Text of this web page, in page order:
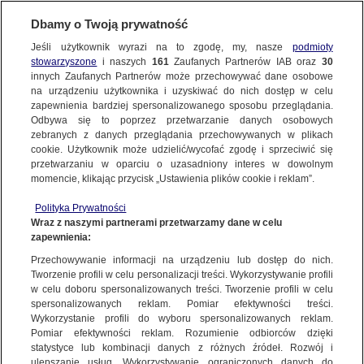
KULTURA I STYL
Nie żyje Alicja Wolska-Piesiewicz
Maciej Wacławik
21.05.2026, 08:09
Posłuchaj artykułu
Czyta lektor AI
Aktorka Alicja Wolska-Piesiewicz grała w wielu
kultowych serialach. Występowała między
innymi w "Czterdziestolatku", "Nocach i dniach",
"Zmiennikach" i "07 zgłoś się". Informację o jej
śmierci przekazał Związek Artystów Scen
Polskich.
Dbamy o Twoją prywatność
Jeśli użytkownik wyrazi na to zgodę, my, nasze podmioty
stowarzyszone i naszych 161Zaufanych Partnerów IAB oraz 30
innych Zaufanych Partnerów może przechowywać dane osobowe
na urządzeniu użytkownika i uzyskiwać do nich dostęp w celu
zapewnienia bardziej spersonalizowanego sposobu przeglądania.
Odbywa się to poprzez przetwarzanie danych osobowych
zebranych z danych przeglądania przechowywanych w plikach
cookie. Użytkownik może udzielić/wycofać zgodę i sprzeciwić się
przetwarzaniu w oparciu o uzasadniony interes w dowolnym
momencie, klikając przycisk „Ustawienia plików cookie i reklam”.
Polityka Prywatności
Wraz z naszymi partnerami przetwarzamy dane w celu
zapewnienia:
Przechowywanie informacji na urządzeniu lub dostęp do nich.
Tworzenie profili w celu personalizacji treści. Wykorzystywanie profili
w celu doboru spersonalizowanych treści. Tworzenie profili w celu
spersonalizowanych reklam. Pomiar efektywności treści.
Wykorzystanie profili do wyboru spersonalizowanych reklam.
Pomiar efektywności reklam. Rozumienie odbiorców dzięki
statystyce lub kombinacji danych z różnych źródeł. Rozwój i